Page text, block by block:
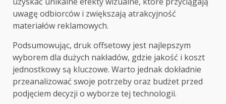
uwagę odbiorców i zwiększają atrakcyjność
materiałów reklamowych.
Podsumowując, druk offsetowy jest najlepszym
wyborem dla dużych nakładów, gdzie jakość i koszt
jednostkowy są kluczowe. Warto jednak dokładnie
przeanalizować swoje potrzeby oraz budżet przed
podjęciem decyzji o wyborze tej technologii.